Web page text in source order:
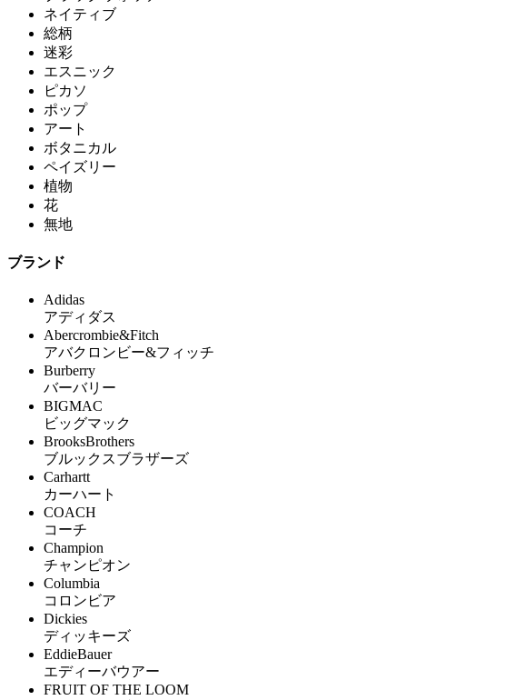
ネイティブ
総柄
迷彩
エスニック
ピカソ
ポップ
アート
ボタニカル
ペイズリー
植物
花
無地
ブランド
Adidas
アディダス
Abercrombie&Fitch
アバクロンビー&フィッチ
Burberry
バーバリー
BIGMAC
ビッグマック
BrooksBrothers
ブルックスブラザーズ
Carhartt
カーハート
COACH
コーチ
Champion
チャンピオン
Columbia
コロンビア
Dickies
ディッキーズ
EddieBauer
エディーバウアー
FRUIT OF THE LOOM